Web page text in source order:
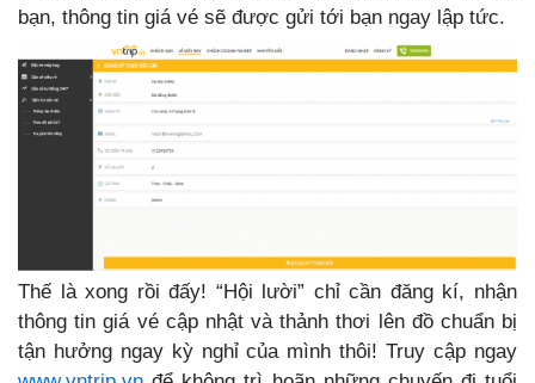
bạn, thông tin giá vé sẽ được gửi tới bạn ngay lập tức.
Thế là xong rồi đấy! “Hội lười” chỉ cần đăng kí, nhận
thông tin giá vé cập nhật và thảnh thơi lên đồ chuẩn bị
tận hưởng ngay kỳ nghỉ của mình thôi! Truy cập ngay